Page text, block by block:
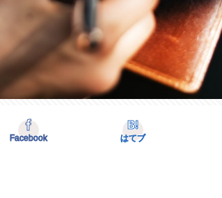
Facebook はてブ